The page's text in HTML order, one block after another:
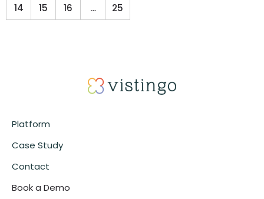
14
15 16 … 25
Platform
Case Study
Contact
Book a Demo